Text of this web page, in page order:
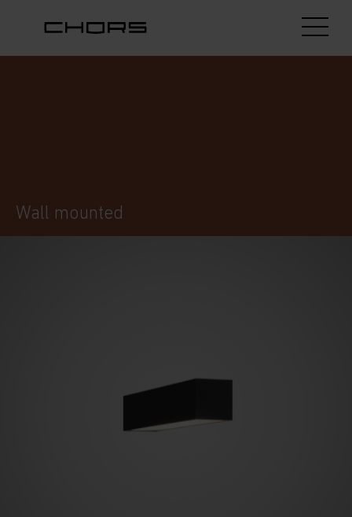
Wall mounted